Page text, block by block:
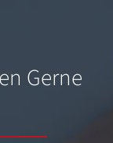
Gerne